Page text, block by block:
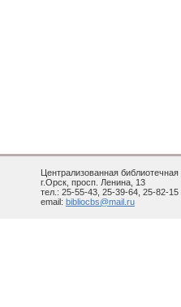
Централизованная
г.Орск, просп. Ленина, 13
тел.: 25-55-43, 25-39-64, 25-82-15
email: bibliocbs@mail.ru